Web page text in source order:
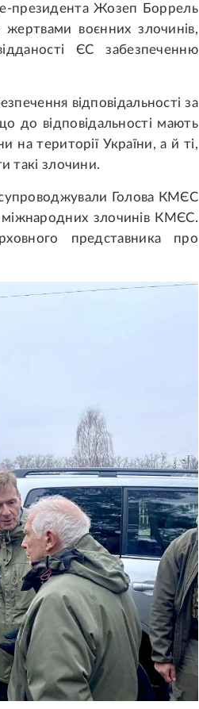
президента Жозеп Боррель
жертвами воєнних злочинів,
ЄС забезпеченню
відповідальності за
до відповідальності мають
на території України, а й ті,
такі злочини.
супроводжували Голова КМЄС
міжнародних злочинів КМЄС.
представника про